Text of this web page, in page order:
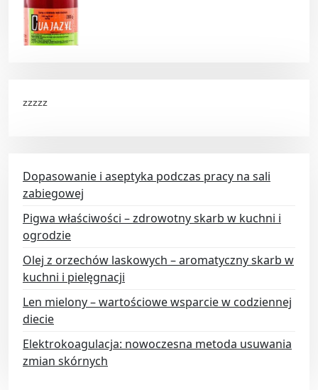
zzzzz
Dopasowanie i aseptyka podczas pracy na sali
zabiegowej
Pigwa właściwości – zdrowotny skarb w kuchni i
ogrodzie
Olej z orzechów laskowych – aromatyczny skarb w
kuchni i pielęgnacji
Len mielony – wartościowe wsparcie w codziennej
diecie
Elektrokoagulacja: nowoczesna metoda usuwania
zmian skórnych